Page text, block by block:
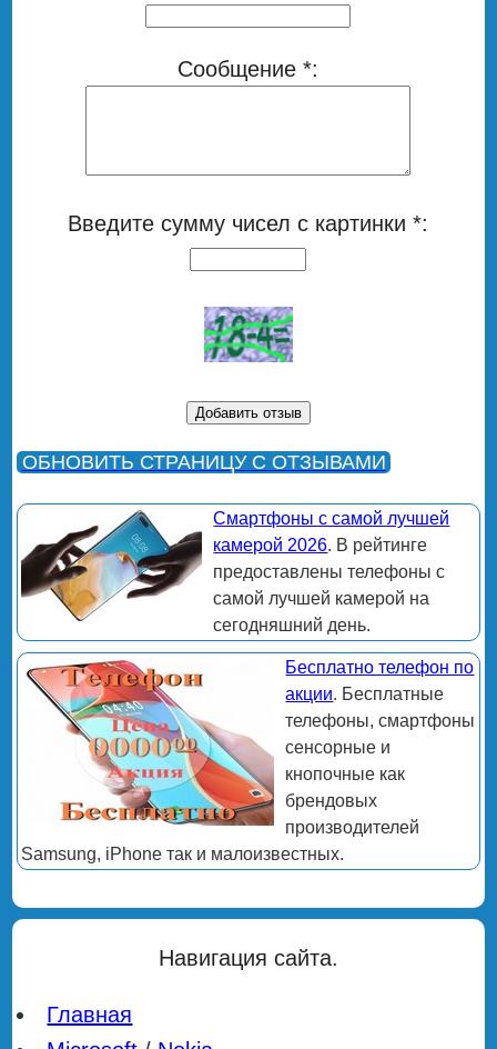
Сообщение *:
Введите сумму чисел с картинки *:
ОБНОВИТЬ СТРАНИЦУ С ОТЗЫВАМИ
Смартфоны с самой лучшей
камерой 2026. В рейтинге
предоставлены телефоны с
самой лучшей камерой на
сегодняшний день.
Бесплатно телефон по
акции. Бесплатные
телефоны, смартфоны
сенсорные и
кнопочные как
брендовых
производителей
Samsung, iPhone так и малоизвестных.
Навигация сайта.
Главная